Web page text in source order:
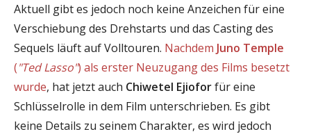
Aktuell gibt es jedoch noch keine Anzeichen für eine
Verschiebung des Drehstarts und das Casting des
Sequels läuft auf Volltouren. Nachdem Juno Temple
("Ted Lasso") als erster Neuzugang des Films besetzt
wurde, hat jetzt auch Chiwetel Ejioforfür eine
Schlüsselrolle in dem Film unterschrieben. Es gibt
keine Details zu seinem Charakter, es wird jedoch